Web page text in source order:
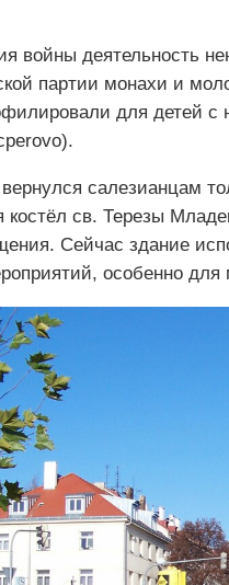
войны деятельность
партии монахи и
для детей
салезианцам
костёл св. Терезы
Сейчас здание
особенно